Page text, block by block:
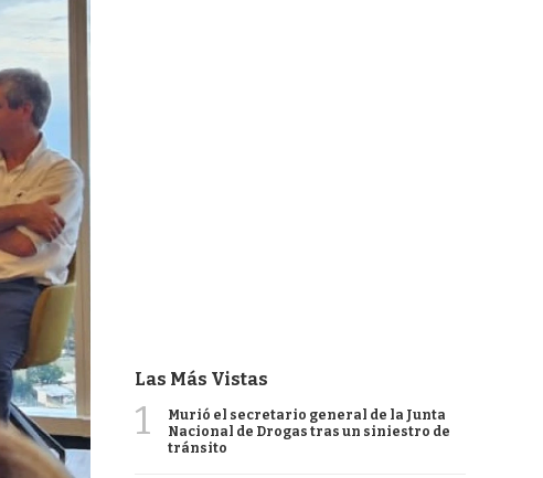
Las Más Vistas
1
Murió el secretario general de la Junta
Nacional de Drogas tras un siniestro de
tránsito